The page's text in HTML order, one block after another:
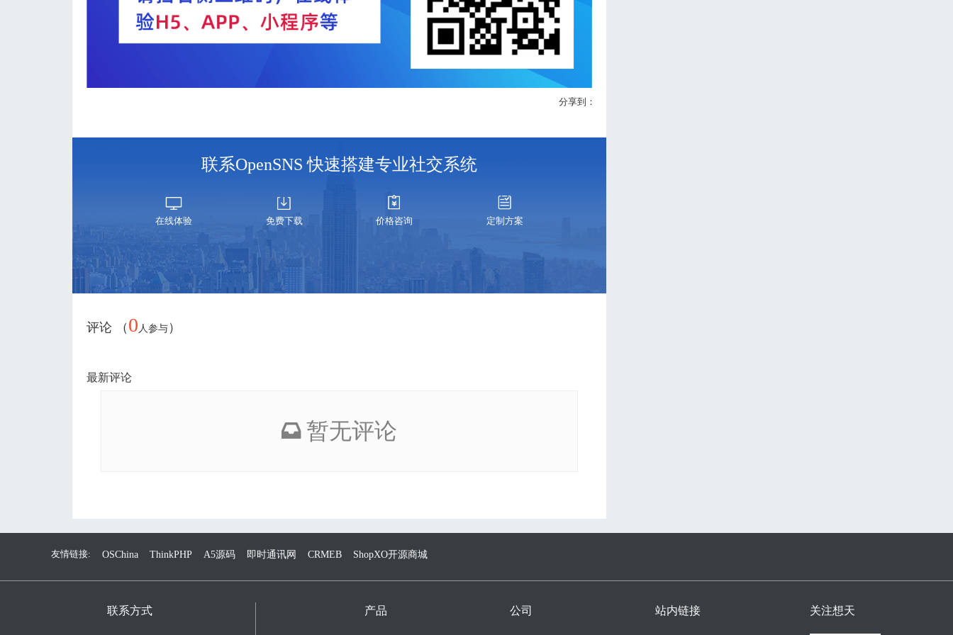
分享到：
联系OpenSNS 快速搭建专业社交系统
在线体验 免费下载 价格咨询 定制方案
评论 （ 0 人参与 ）
最新评论
暂无评论
友情链接: OSChina ThinkPHP A5源码 即时通讯网 CRMEB ShopXO开源商城
联系方式 产品 公司 站内链接 关注想天